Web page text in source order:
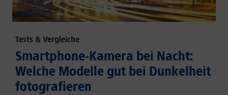
Tests & Vergleiche
Smartphone-Kamera bei Nacht:
Welche Modelle gut bei Dunkelheit
fotografieren